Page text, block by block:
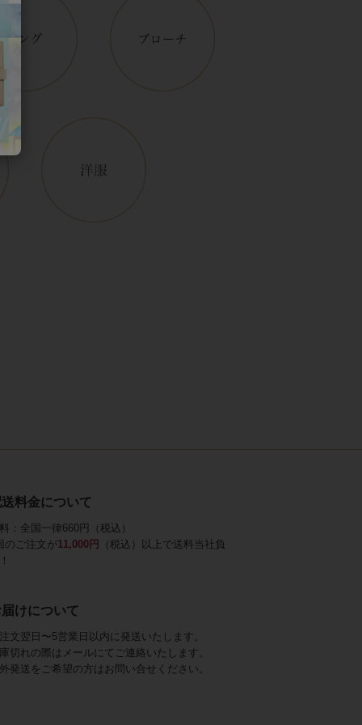
料金について
：全国一律660円（税込）
のご注文が11,000円
（税込）以上で送料当社負
けについて
文翌日〜5営業日以内に発送いたします。
切れの際はメールにてご連絡いたします。
発送をご希望の方はお問い合せください。